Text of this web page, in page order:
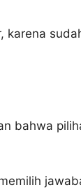
karena
bahwa